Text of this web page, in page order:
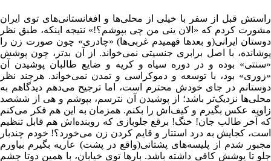
راستش قبل از سفر با خیلی از محلی‌ها و افغانستانی‌های توی ایران
مشورت کردم که «الان ینی من چی بپوشم؟!» نتیجه اینکه، طبق نظر
دوستان ایرانی(و بعدها فهمیدم غربی‌ها) «چادری» چون صورت زن را
پوشانده، با اصل برابری جنسیتی نمی‌خواند. از آن بدتر، چون پوشش
«سنتی» بوده و در دوره سیاه و کریه و ضایع طالبان پوشیدن آن
«زوری» بود، با توسعه و دموکراسی و تمدن نمی‌خواند. هرچند نظر
دوستانم در جای خودش محترم است، اما ترجیح می‌دهم دیدگاهم به
محلی‌ها نزدیک‌تر باشد؛ از پوشیدن آن نترسم، بپوشم و هی از ششصد
زاویه عکس بگیرم و کیف‌اش را بکنم. همزمان به این هم فکر می‌کنم
که آخر طالب‌ جان! خنگ! برقع جلوبازی که روبنده‌اش هم قابل تنظیم
است، کجایش به درد استتار و قایم کردن زن می‌خورد؟! خودم چندبار
مجبور شدم از پلیسه‌های پشتانی(واقع در پشت) عاریه بگیرم بیاورم
جلو تا پوشش کافی داشته باشد. بارها توی خیابان، با همین دوتا چشم